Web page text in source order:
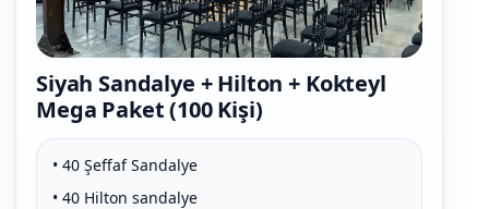
Siyah Sandalye + Hilton + Kokteyl
Mega Paket (100 Kişi)
• 40 Şeffaf Sandalye
• 40 Hilton sandalye